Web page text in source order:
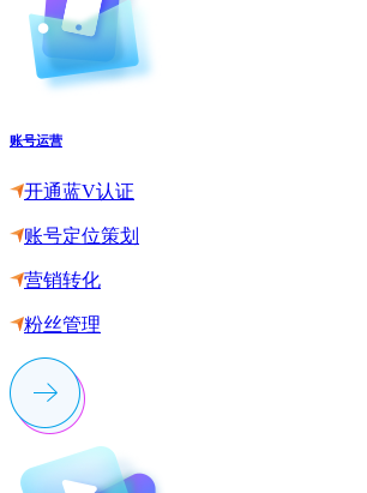
账号运营
开通蓝V认证
账号定位策划
营销转化
粉丝管理